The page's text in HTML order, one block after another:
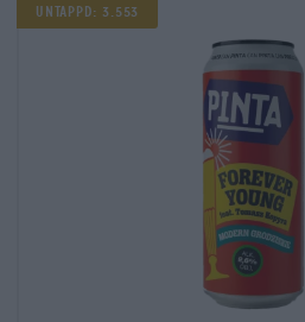
Untappd: 3.553